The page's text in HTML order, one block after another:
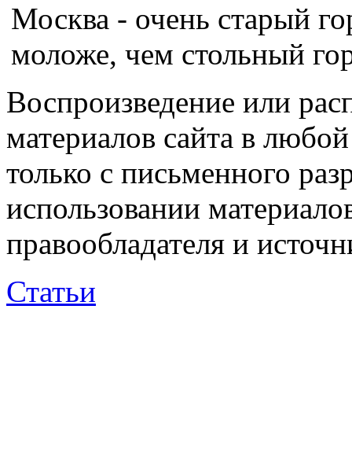
Москва - очень старый
моложе, чем стольный
Воспроизведение или
материалов сайта в
только с письменного
использовании
правообладателя и
Статьи